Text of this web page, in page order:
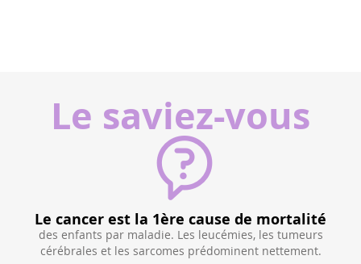
Le saviez-vous
est la 1ère cause de mortalité
par maladie. Les leucémies, les tumeurs
les sarcomes prédominent nettement.
Le nombre de
à 3%chaque